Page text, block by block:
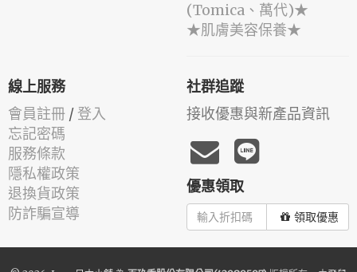
(Tomica、萬代)★
★肌膚美容保養★
線上服務
會員註冊 / 登入
忘記密碼
服務條款
隱私權政策
退換貨政策
防詐騙宣導
社群追蹤
接收優惠與新產品資訊
優惠領取
領取優惠